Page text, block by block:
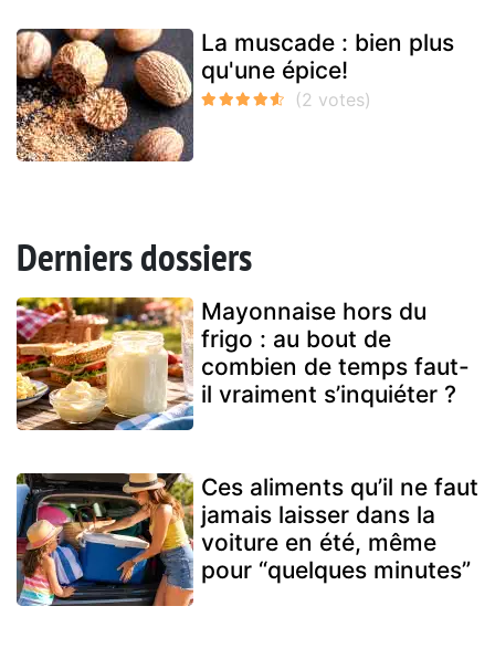
La muscade : bien plus
qu'une épice!
Derniers dossiers
Mayonnaise hors du
frigo : au bout de
combien de temps faut-
il vraiment s’inquiéter ?
Ces aliments qu’il ne faut
jamais laisser dans la
voiture en été, même
pour “quelques minutes”